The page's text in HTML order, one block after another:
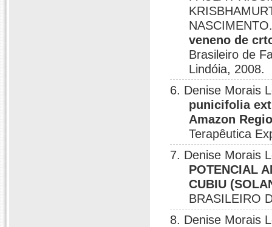
veneno de
Brasileiro de
Lindóia, 2008.
6. Denise Morais
punicifolia
Amazon
Terapêutica
7. Denise Morais
POTENCIAL
CUBIU
BRASILEIRO
8. Denise Morais